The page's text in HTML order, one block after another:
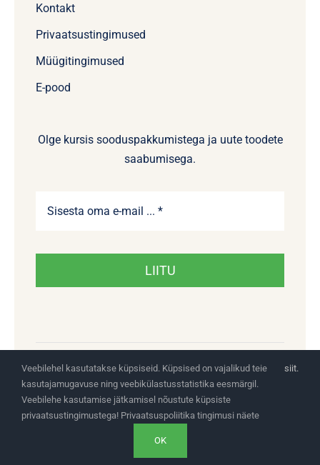
Kontakt
Privaatsustingimused
Müügitingimused
E-pood
Olge kursis sooduspakkumistega ja uute toodete
saabumisega.
LIITU
© 2026 JNL Trading OÜ
Veebilehel kasutatakse küpsiseid. Küpsised on vajalikud teie
kasutajamugavuse ning veebikülastusstatistika eesmärgil.
Veebilehe kasutamise jätkamisel nõustute küpsiste
privaatsustingimustega! Privaatsuspoliitika tingimusi näete
siit.
OK